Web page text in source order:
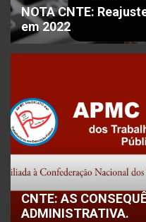
NOTA CNTE:
em 2022
CNTE: AS
ADMINISTRATIVA.